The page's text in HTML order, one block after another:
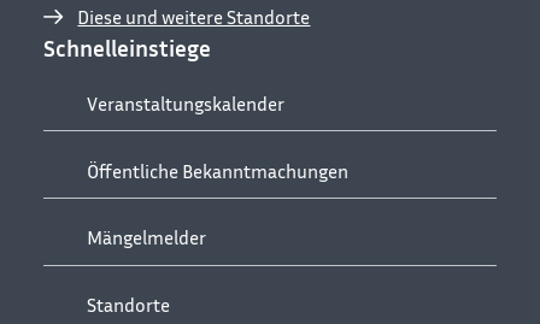
Diese und weitere Standorte
Schnelleinstiege
Veranstaltungskalender
Öffentliche Bekanntmachungen
Mängelmelder
Standorte